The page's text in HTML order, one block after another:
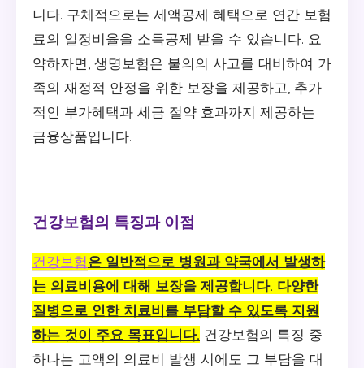
니다. 구체적으로는 세액공제 혜택으로 연간 보험
료의 일정비율을 소득공제 받을 수 있습니다. 요
약하자면, 생명보험은 불의의 사고를 대비하여 가
족의 재정적 안정을 위한 보장을 제공하고, 추가
적인 부가혜택과 세금 절약 효과까지 제공하는
금융상품입니다.
건강보험의 특징과 이점
건강보험은 일반적으로 병원과 약국에서 발생하
는 의료비용에 대해 보장을 제공합니다. 다양한
질병으로 인한 치료비를 부담할 수 있도록 지원
하는 것이 주요 목표입니다. 건강보험의 특징 중
하나는 고액의 의료비 발생 시에도 그 부담을 대